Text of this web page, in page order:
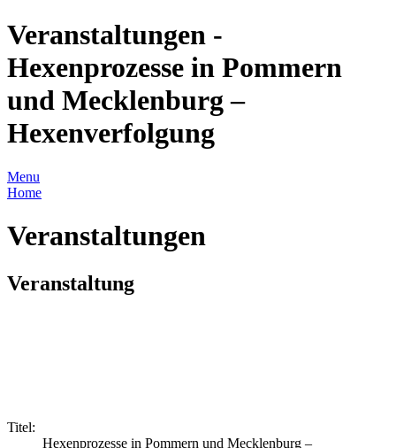
Veranstaltungen -
Hexenprozesse in Pommern
und Mecklenburg –
Hexenverfolgung
Menu
Home
Veranstaltungen
Veranstaltung
Titel:
Hexenprozesse in Pommern und Mecklenburg –